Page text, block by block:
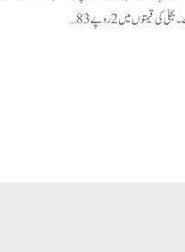
قیمتوں میں 2 روپے 83…